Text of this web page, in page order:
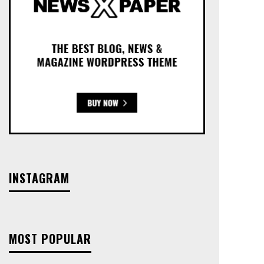
INSTAGRAM
MOST POPULAR